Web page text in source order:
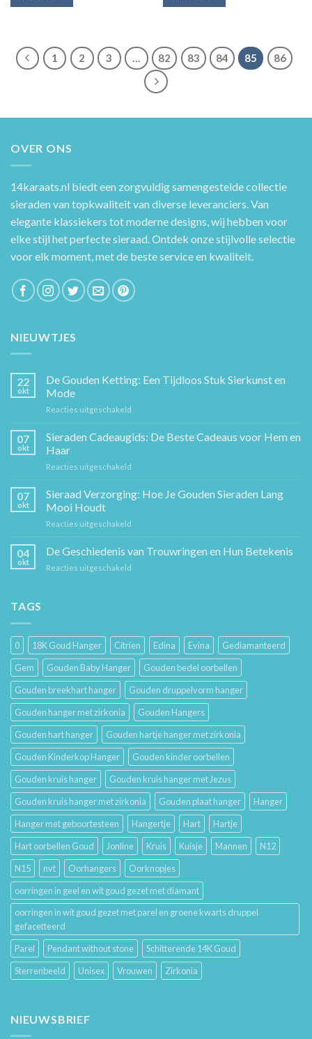
1 2 3 … 82 83 84 85 86
OVER ONS
14karaats.nl biedt een zorgvuldig samengestelde collectie
sieraden van topkwaliteit van diverse leveranciers. Van
elegante klassiekers tot moderne designs, wij hebben voor
elke stijl het perfecte sieraad. Ontdek onze stijlvolle selectie
voor elk moment, met de beste service en kwaliteit.
NIEUWTJES
22
okt
De Gouden Ketting: Een Tijdloos Stuk Sierkunst en
Mode
Reacties uitgeschakeld
Gouden
Sierkunst
07
okt
Sieraden Cadeaugids: De Beste Cadeaus voor Hem en
Haar
Reacties uitgeschakeld
Cadeaugids:
De
Hem
07
okt
Sieraad Verzorging: Hoe Je Gouden Sieraden Lang
Mooi Houdt
Reacties uitgeschakeld
Verzorging:
04
okt
De Geschiedenis van Trouwringen en Hun Betekenis
Reacties uitgeschakeld
Hun
Betekenis
TAGS
0 18K Goud Hanger Citrien Edina Evina
Gediamanteerd
Gem
Gouden Baby Hanger
Gouden bedel oorbellen
Gouden breekhart hanger
Gouden druppelvorm hanger
Gouden hanger met zirkonia
Gouden Hangers
Gouden hart hanger
Gouden hartje hanger met zirkonia
Gouden Kinderkop Hanger
Gouden kinder oorbellen
Gouden kruis hanger
Gouden kruis hanger met Jezus
Gouden kruis hanger met zirkonia
Gouden plaat hanger
Hanger
Hanger met geboortesteen
Hangertje Hart
Hartje
Hart oorbellen Goud
Jonline Kruis Kuisje Mannen
N12
N15
nvt Oorhangers
Oorknopjes
oorringen in geel en wit goud gezet met diamant
oorringen in wit goud gezet met parel en groene kwarts druppel
gefacetteerd
Parel
Pendant without stone
Schitterende 14K Goud
Sterrenbeeld
Unisex Vrouwen Zirkonia
NIEUWSBRIEF